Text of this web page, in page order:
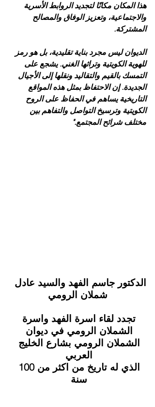
هذا المكان مكانًا لتجديد الروابط الأسرية
والاجتماعية، وتعزيز الوفاق والمصالح
المشتركة.
الديوان ليس مجرد بناية تقليدية، بل هو رمز
للهوية الكويتية وتراثها الغني. يشجع على
التمسك بالقيم والتقاليد ونقلها إلى الأجيال
الجديدة. إن الاحتفاظ بمثل هذه المواقع
التاريخية يساهم في الحفاظ على الروح
الكويتية وترسيخ التواصل والتفاهم بين
مختلف شرائح المجتمع."
الدكتور جاسم الفهد والسيد عادل
شملان الرومي
تجدد لقاء اسرة الفهد واسرة
الشملان الرومي في ديوان
الشملان الرومي بشارع الخليج
العربي
سنة